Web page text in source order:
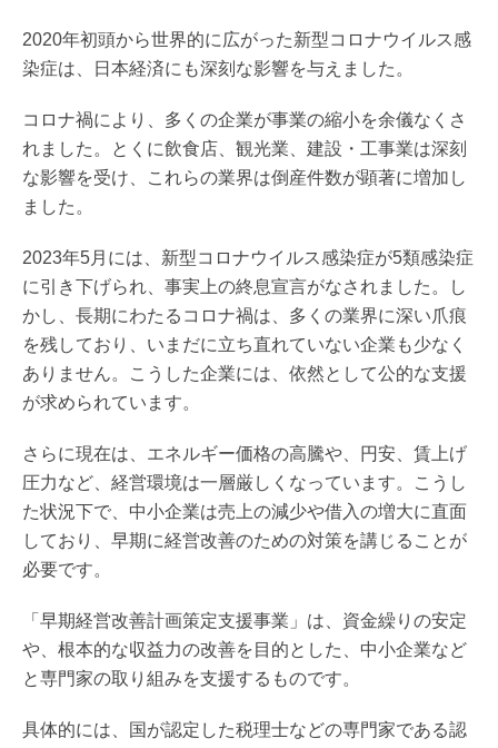
2020年初頭から世界的に広がった新型コロナウイルス感
染症は、日本経済にも深刻な影響を与えました。
コロナ禍により、多くの企業が事業の縮小を余儀なくさ
れました。とくに飲食店、観光業、建設・工事業は深刻
な影響を受け、これらの業界は倒産件数が顕著に増加し
ました。
2023年5月には、新型コロナウイルス感染症が5類感染症
に引き下げられ、事実上の終息宣言がなされました。し
かし、長期にわたるコロナ禍は、多くの業界に深い爪痕
を残しており、いまだに立ち直れていない企業も少なく
ありません。こうした企業には、依然として公的な支援
が求められています。
さらに現在は、エネルギー価格の高騰や、円安、賃上げ
圧力など、経営環境は一層厳しくなっています。こうし
た状況下で、中小企業は売上の減少や借入の増大に直面
しており、早期に経営改善のための対策を講じることが
必要です。
「早期経営改善計画策定支援事業」は、資金繰りの安定
や、根本的な収益力の改善を目的とした、中小企業など
と専門家の取り組みを支援するものです。
具体的には、国が認定した税理士などの専門家である認